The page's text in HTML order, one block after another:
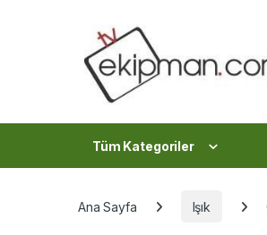
Tüm Kategoriler
Ana Sayfa Işık